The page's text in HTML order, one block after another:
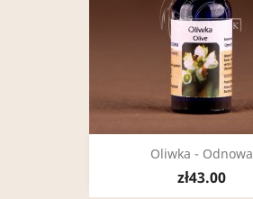
Oliwka - Odnowa
zł43.00